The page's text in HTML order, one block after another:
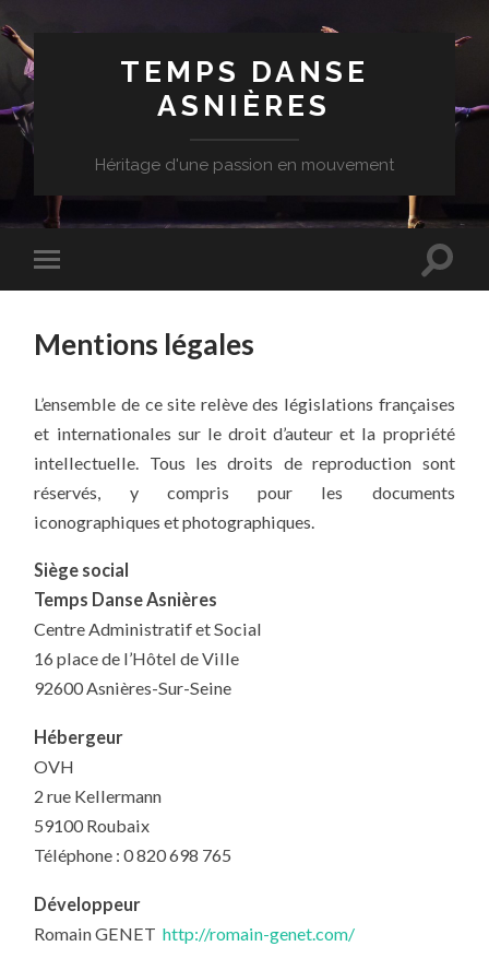
TEMPS DANSE
ASNIÈRES
Héritage d'une passion en mouvement
Mentions légales
L’ensemble de ce site relève des législations françaises
et internationales sur le droit d’auteur et la propriété
intellectuelle. Tous les droits de reproduction sont
réservés, y compris pour les documents
iconographiques et photographiques.
Siège social
Temps Danse Asnières
Centre Administratif et Social
16 place de l’Hôtel de Ville
92600 Asnières-Sur-Seine
Hébergeur
OVH
2 rue Kellermann
59100 Roubaix
Téléphone : 0 820 698 765
Développeur
Romain GENEThttp://romain-genet.com/